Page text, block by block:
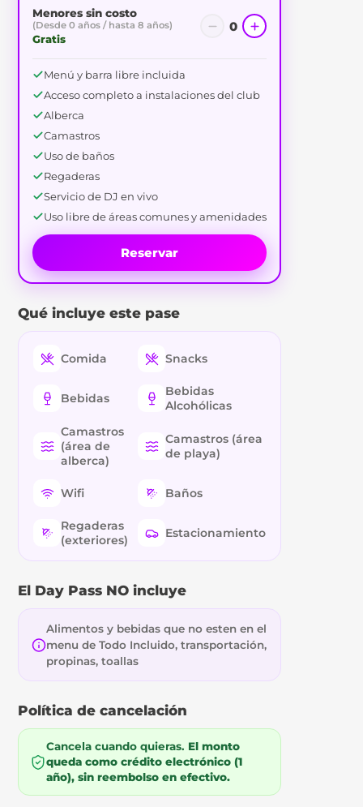
Menores sin costo
(Desde 0 años / hasta 8 años)
Gratis
0
Menú y barra libre incluida
Acceso completo a instalaciones del club
Alberca
Camastros
Uso de baños
Regaderas
Servicio de DJ en vivo
Uso libre de áreas comunes y amenidades
Reservar
Qué incluye este pase
Comida Snacks
Bebidas
Bebidas
Alcohólicas
Camastros
(área de
alberca)
Camastros (área
de playa)
Wifi Baños
Regaderas
(exteriores)
Estacionamiento
El Day Pass NO incluye
Alimentos y bebidas que no esten en el
menu de Todo Incluido, transportación,
propinas, toallas
Política de cancelación
Cancela cuando quieras. El monto
queda como crédito electrónico (1
año), sin reembolso en efectivo.